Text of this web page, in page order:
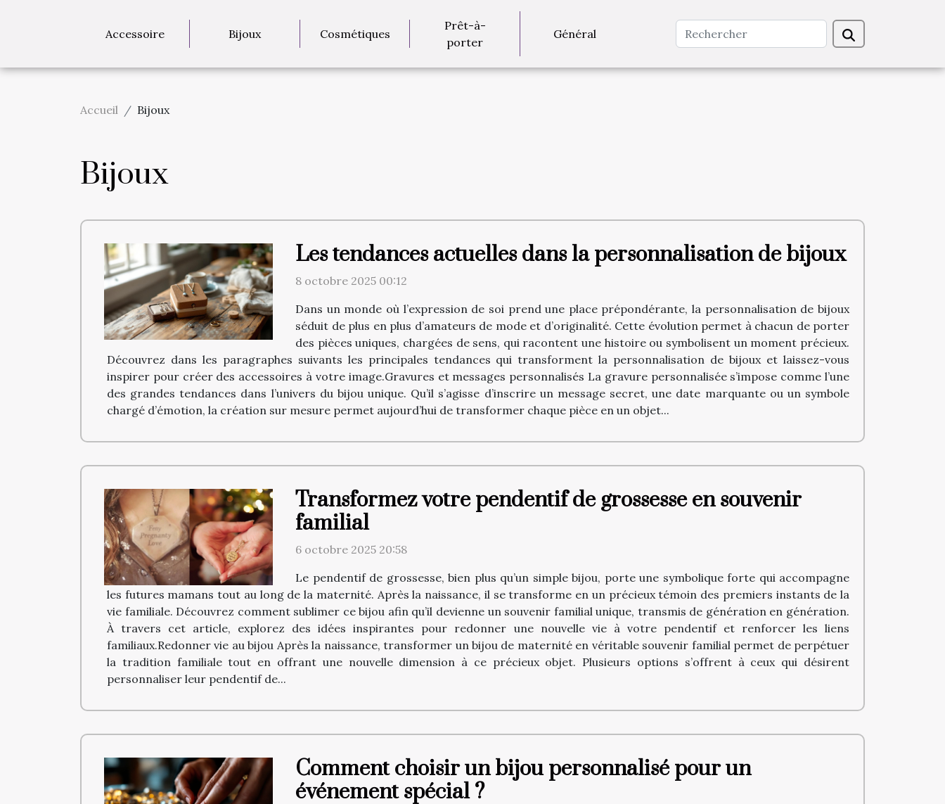
Accessoire Bijoux Cosmétiques
Prêt-à-
porter
Général
Accueil Bijoux
Bijoux
Les tendances actuelles dans la personnalisation de bijoux
8 octobre 2025 00:12
Dans un monde où l’expression de soi prend une place prépondérante, la personnalisation de bijoux
séduit de plus en plus d’amateurs de mode et d’originalité. Cette évolution permet à chacun de porter
des pièces uniques, chargées de sens, qui racontent une histoire ou symbolisent un moment précieux.
Découvrez dans les paragraphes suivants les principales tendances qui transforment la personnalisation de bijoux et laissez-vous
inspirer pour créer des accessoires à votre image.Gravures et messages personnalisés La gravure personnalisée s’impose comme l’une
des grandes tendances dans l’univers du bijou unique. Qu’il s’agisse d’inscrire un message secret, une date marquante ou un symbole
chargé d’émotion, la création sur mesure permet aujourd’hui de transformer chaque pièce en un objet...
Transformez votre pendentif de grossesse en souvenir
familial
6 octobre 2025 20:58
Le pendentif de grossesse, bien plus qu’un simple bijou, porte une symbolique forte qui accompagne
les futures mamans tout au long de la maternité. Après la naissance, il se transforme en un précieux témoin des premiers instants de la
vie familiale. Découvrez comment sublimer ce bijou afin qu’il devienne un souvenir familial unique, transmis de génération en génération.
À travers cet article, explorez des idées inspirantes pour redonner une nouvelle vie à votre pendentif et renforcer les liens
familiaux.Redonner vie au bijou Après la naissance, transformer un bijou de maternité en véritable souvenir familial permet de perpétuer
la tradition familiale tout en offrant une nouvelle dimension à ce précieux objet. Plusieurs options s’offrent à ceux qui désirent
personnaliser leur pendentif de...
Comment choisir un bijou personnalisé pour un
événement spécial ?